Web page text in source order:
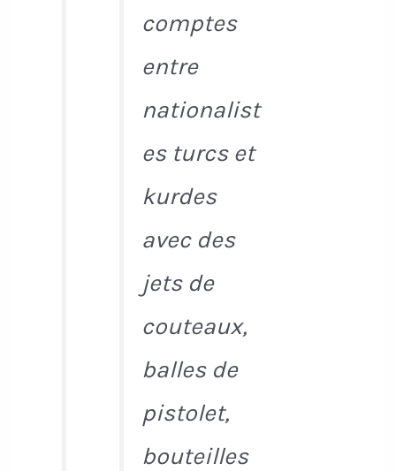
comptes
entre
nationalist
es turcs et
kurdes
avec des
jets de
couteaux,
balles de
pistolet,
bouteilles